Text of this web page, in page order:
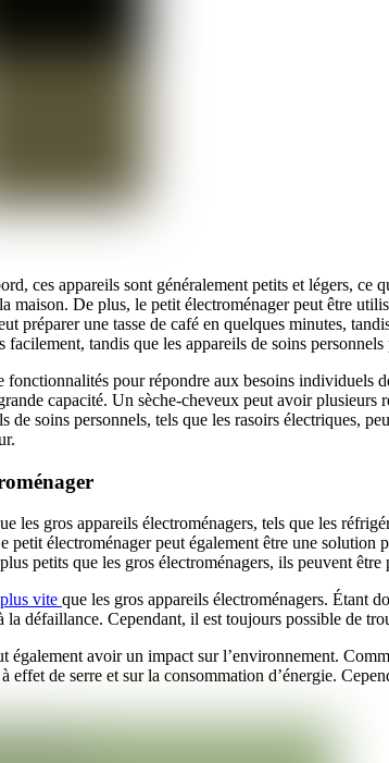
ces appareils sont généralement petits et légers,
maison. De plus, le petit électroménager peut être
préparer une tasse de café en quelques minutes,
tandis que les appareils de soins
pour répondre aux besoins individuels
capacité. Un sèche-cheveux peut avoir plusieurs
soins personnels, tels que les rasoirs électriques,
les gros appareils électroménagers, tels que les
électroménager peut également être une
petits que les gros électroménagers, ils peuvent
vite que les gros appareils électroménagers. Étant
défaillance. Cependant, il est toujours possible de
avoir un impact sur l’environnement.
de serre et sur la consommation d’énergie.